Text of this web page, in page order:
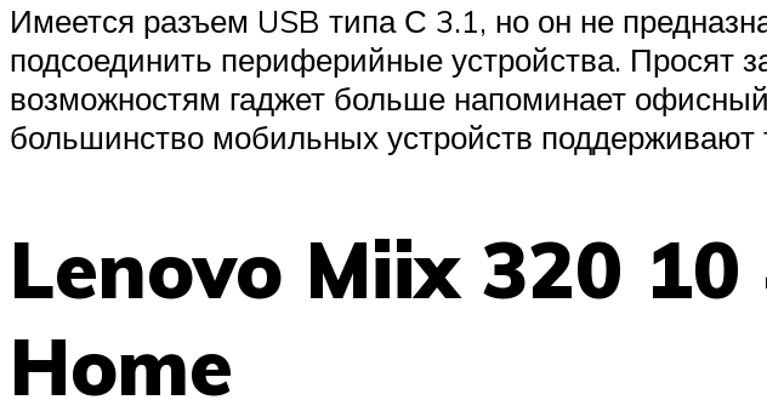
Имеется разъем USB типа С 3.1, но он не
подсоединить периферийные устройства. Просят
возможностям гаджет больше напоминает
большинство мобильных устройств поддерживают
Lenovo Miix 320 10
Home